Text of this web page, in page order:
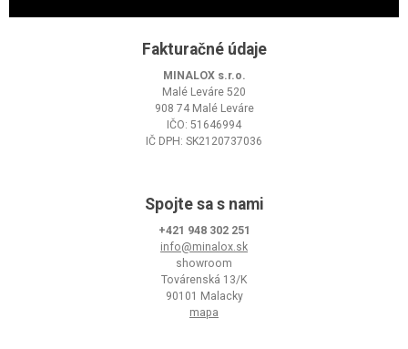
Fakturačné údaje
MINALOX s.r.o.
Malé Leváre 520
908 74 Malé Leváre
IČO: 51646994
IČ DPH: SK2120737036
Spojte sa s nami
+421 948 302 251
info@minalox.sk
showroom
Továrenská 13/K
90101 Malacky
mapa